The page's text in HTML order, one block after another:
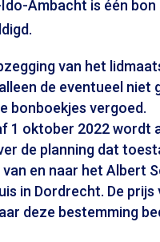
Ambacht is één bon
van het
de eventueel niet
bonboekjes vergoed.
1 oktober 2022 wordt
de planning dat
van en naar het Albert
in Dordrecht. De
deze bestemming